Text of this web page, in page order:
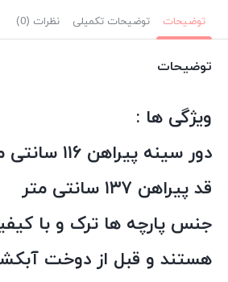
توضیحات توضیحات تکمیلی نظرات (0)
توضیحات
ویژگی ها :
دور سینه پیراهن ۱۱۶ سانتی متر
قد پیراهن ۱۳۷ سانتی متر
جنس پارچه ها ترک و با
هستند و قبل از دوخت